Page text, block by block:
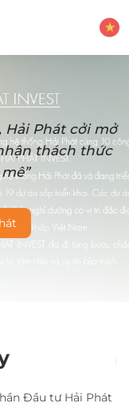
Hải Phát cởi mở
thách thức
Đầu tư Hải Phát